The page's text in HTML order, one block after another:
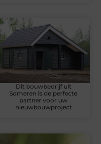
Dit bouwbedrijf uit
Someren is de perfecte
partner voor uw
nieuwbouwproject